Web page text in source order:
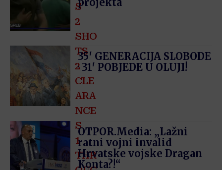
S
2
SHO
TS
2
CLE
ARA
NCE
S
1
THR
35′ GENERACIJA SLOBODE
· 31′ POBJEDE U OLUJI!
OTPOR.Media: „Lažni
ratni vojni invalid
Hrvatske vojske Dragan
Konta?!“